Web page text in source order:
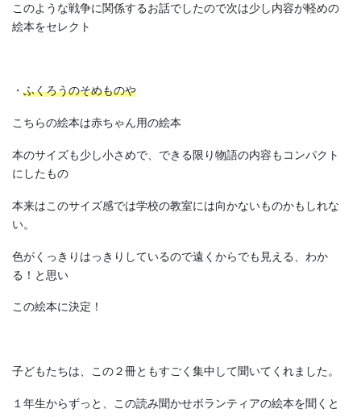
このような戦争に関係するお話でしたので次は少し内容が軽めの
絵本をセレクト
・ ふくろうのそめものや
こちらの絵本は赤ちゃん用の絵本
本のサイズも少し小さめで、できる限り物語の内容もコンパクト
にしたもの
本来はこのサイズ感では学校の教室には向かないものかもしれな
い。
色がくっきりはっきりしているので遠くからでも見える、わか
る！と思い
この絵本に決定！
子どもたちは、この２冊ともすごく集中して聞いてくれました。
１年生からずっと、この読み聞かせボランティアの絵本を聞くと